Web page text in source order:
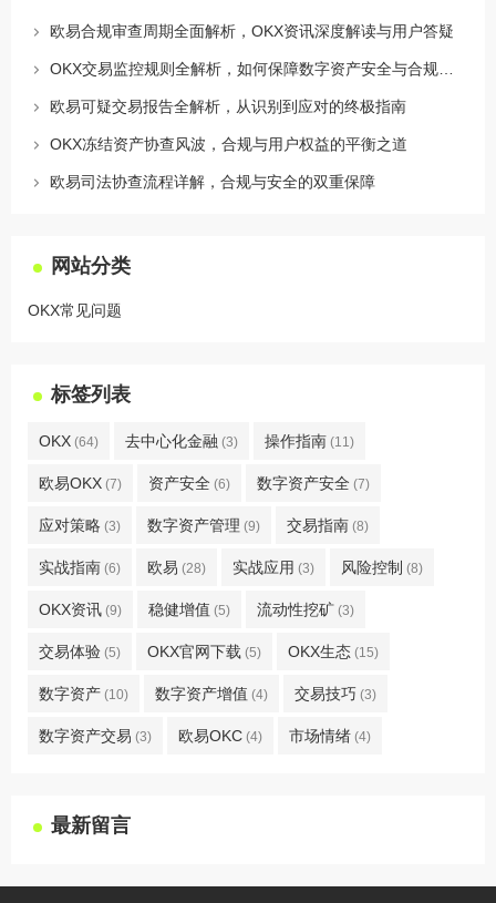
欧易合规审查周期全面解析，OKX资讯深度解读与用户答疑
欧易可疑交易报告全解析，从识别到应对的终极指南
OKX冻结资产协查风波，合规与用户权益的平衡之道
欧易司法协查流程详解，合规与安全的双重保障
网站分类
OKX常见问题
标签列表
OKX (64) 去中心化金融 (3) 操作指南 (11)
欧易OKX (7) 资产安全 (6) 数字资产安全 (7)
应对策略 (3) 数字资产管理 (9) 交易指南 (8)
实战指南 (6) 欧易 (28) 实战应用 (3) 风险控制 (8)
OKX资讯 (9) 稳健增值 (5) 流动性挖矿 (3)
交易体验 (5) OKX官网下载 (5) OKX生态 (15)
数字资产 (10) 数字资产增值 (4) 交易技巧 (3)
数字资产交易 (3) 欧易OKC (4) 市场情绪 (4)
最新留言